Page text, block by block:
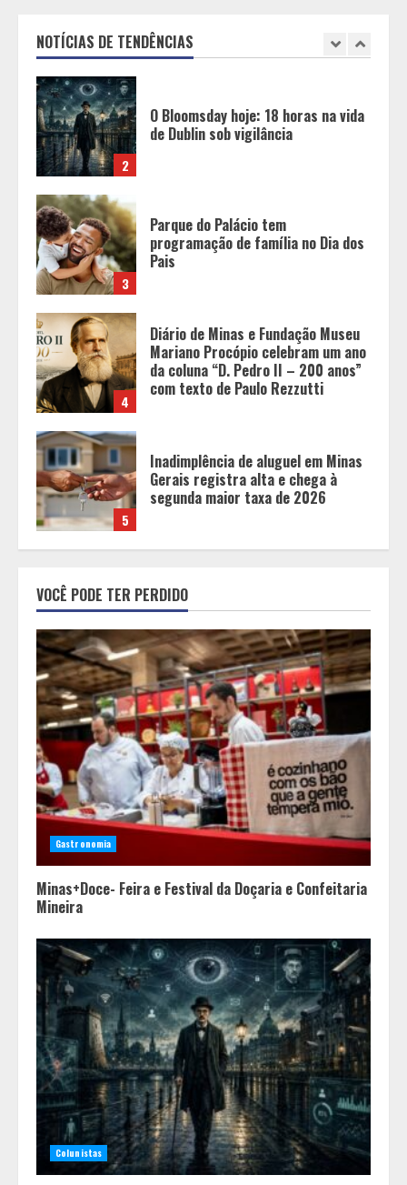
NOTÍCIAS DE TENDÊNCIAS
2
3
Parque do Palácio tem
programação de família no Dia dos
Pais
4
Diário de Minas e Fundação Museu
Mariano Procópio celebram um ano
da coluna “D. Pedro II – 200 anos”
com texto de Paulo Rezzutti
5
Inadimplência de aluguel em Minas
Gerais registra alta e chega à
segunda maior taxa de 2026
1
Minas+Doce- Feira e Festival da
Doçaria e Confeitaria Mineira
O Bloomsday hoje: 18 horas na vida
de Dublin sob vigilância
3
Parque do Palácio tem
programação de família no Dia dos
Pais
Diário de Minas e Fundação Museu
Mariano Procópio celebram um ano
da coluna “D. Pedro II – 200 anos”
com texto de Paulo Rezzutti
VOCÊ PODE TER PERDIDO
Gastronomia
Minas+Doce- Feira e Festival da Doçaria e Confeitaria
Mineira
Colunistas